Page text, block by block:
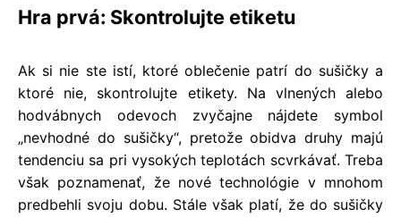
Hra prvá: Skontrolujte etiketu
Ak si nie ste istí, ktoré oblečenie patrí do sušičky a
ktoré nie, skontrolujte etikety. Na vlnených alebo
hodvábnych odevoch zvyčajne nájdete symbol
„nevhodné do sušičky“, pretože obidva druhy majú
tendenciu sa pri vysokých teplotách scvrkávať. Treba
však poznamenať, že nové technológie v mnohom
predbehli svoju dobu. Stále však platí, že do sušičky